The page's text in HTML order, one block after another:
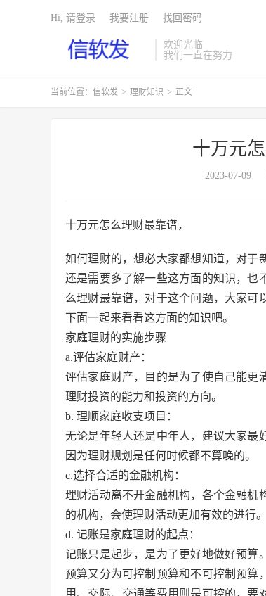
欢迎光临
我们一直在努力
Hi, 请登录 我要注册 找回密码
当前位置： 信软发 > 理财知识 > 正文
十万元
2023-07-09
十万元怎么理财最靠谱，
如何理财的，想必大家都想知道，对于
还是需要多了解一些这方面的知识，也
么理财最靠谱，对于这个问题，大家可
下面一起来看看这方面的知识吧。
家庭理财的实施步骤
a.评估家庭财产：
评估家庭财产，目的是为了使自己能更
理财投资的能力和投资的方向。
b. 理顺家庭收支项目：
无论是年轻人还是中年人，建议大家最
因为理财规划是任何时候都不算晚的。
c.选择合适的金融机构：
理财活动离不开金融机构，各个金融机
的机构，会使理财活动更加有效的进行。
d. 记账是家庭理财的起点：
记账只是起步，是为了更好地做好预算
预算又分为可控制预算和不可控制预算
用、交际、交通等费用则是可控的，要